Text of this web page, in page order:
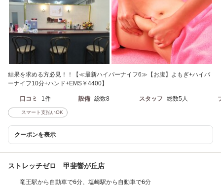
結果を求める方必見！！【≪最新ハイパーナイフ6≫【お腹】よもぎ+ハイパ
ーナイフ10分+ハンド+EMS￥4400】
口コミ 1件 設備 総数8 スタッフ 総数5人
スマート支払いOK
クーポンを表示
ストレッチゼロ 甲斐響が丘店
竜王駅から自動車で6分、塩崎駅から自動車で6分